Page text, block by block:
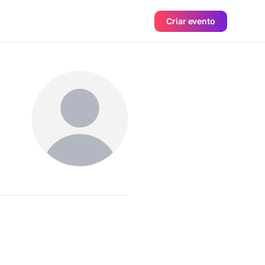
Criar evento